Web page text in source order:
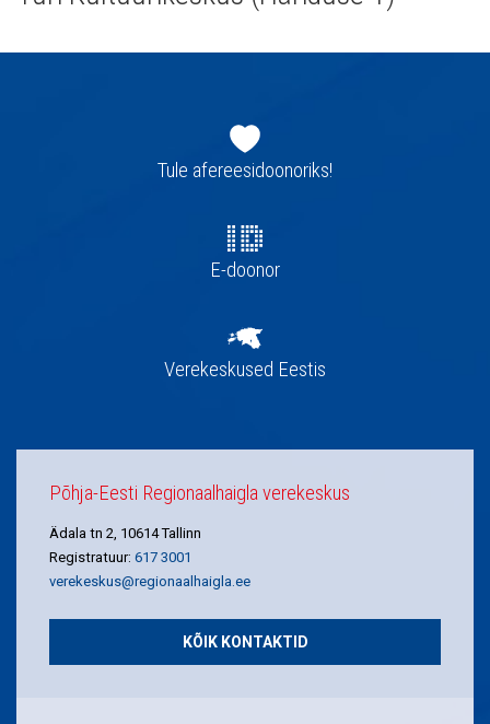
navigatsioonTule afereesidoonoriks!
E-doonor
Verekeskused Eestis
Põhja-Eesti Regionaalhaigla verekeskus
Ädala tn 2, 10614 Tallinn
Registratuur: 617 3001
verekeskus@regionaalhaigla.ee
KÕIK KONTAKTID